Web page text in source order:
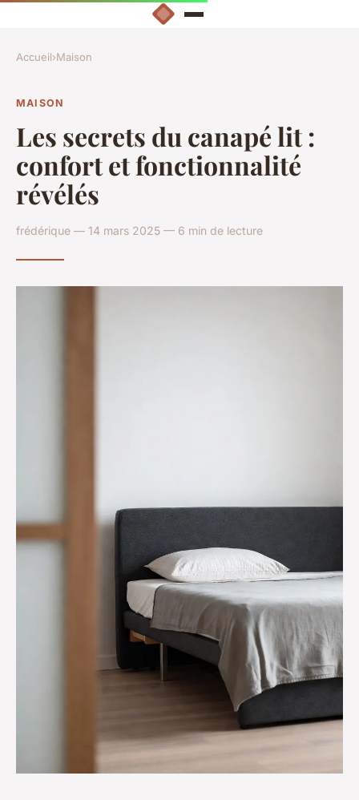
Accueil›Maison
MAISON
Les secrets du canapé lit :
confort et fonctionnalité
révélés
frédérique — 14 mars 2025 — 6 min de lecture